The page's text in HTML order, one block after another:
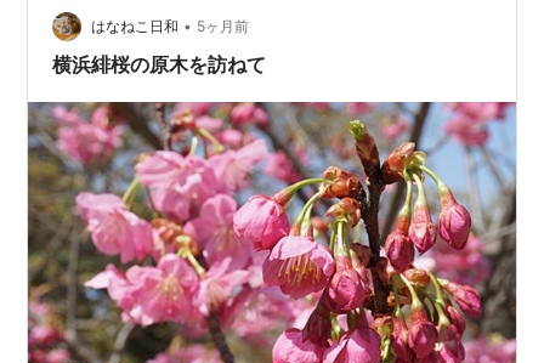
トをお届けします。 応援ポチお願いします！ 薪ストーブ
暮らし 人気ブログランキング ケヤキの薪割りに追われる
はなねこ日和 • 5ヶ月前
横浜緋桜の原木を訪ねて